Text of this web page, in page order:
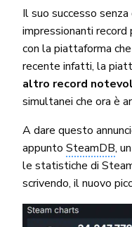
Il suo successo
impressionanti
con la piattaforma che
recente infatti, la
altro record
simultanei che ora è
A dare questo
appunto SteamDB,
le statistiche di
scrivendo, il nuovo